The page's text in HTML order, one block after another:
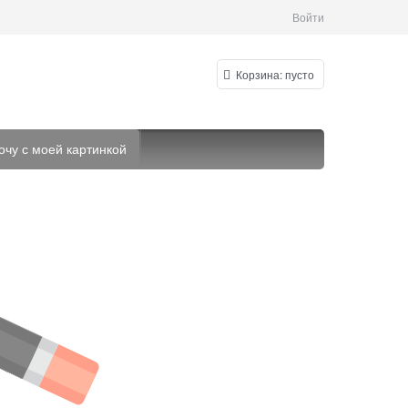
Войти
Корзина:пусто
с моей картинкой